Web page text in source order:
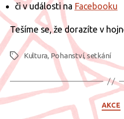
či v události na Facebooku
Tešíme se, že dorazíte v
ŠtítkyKultura, Pohanství, setkání
AKCE